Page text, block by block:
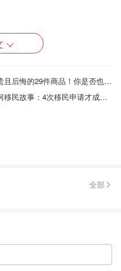
。我还没学会踢球，就已
们去中文学校。周二是一
大型购物避坑指南：网友买过贵且后悔的29件商品！你是否也买这些“废物”？
太不容易了！亚洲妈妈讲述坎坷移民故事：4次移民申请才成功于家人团聚！
全部